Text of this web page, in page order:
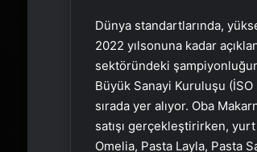
Dünya standartlarında,
2022 yılsonuna kadar
sektöründeki
Büyük Sanayi Kuruluşu (İSO
sırada yer alıyor. Oba
satışı gerçekleştirirken, yurt
Omelia, Pasta Layla, Pasta